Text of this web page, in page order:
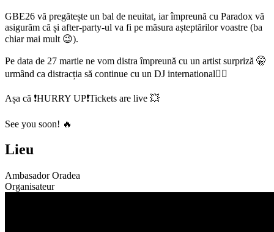
GBE26 vă pregătește un bal de neuitat, iar împreună cu Paradox vă
asigurăm că și after-party-ul va fi pe măsura așteptărilor voastre (ba
chiar mai mult 😉).
Pe data de 27 martie ne vom distra împreună cu un artist surpriză 🤫
urmând ca distracția să continue cu un DJ international😮‍💨
Așa că ❗️HURRY UP❗️Tickets are live 💥
See you soon! 🔥
Lieu
Ambasador Oradea
Organisateur